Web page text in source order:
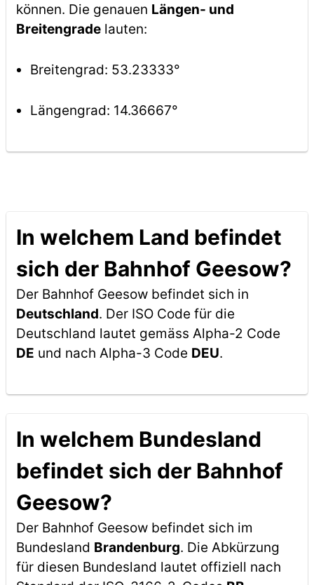
können. Die genauen Längen- und
Breitengradelauten:
Breitengrad: 53.23333°
Längengrad: 14.36667°
In welchem Land befindet
sich der Bahnhof Geesow?
Der Bahnhof Geesow befindet sich in
Deutschland. Der ISO Code für die
Deutschland lautet gemäss Alpha-2 Code
DE und nach Alpha-3 Code DEU.
In welchem Bundesland
befindet sich der Bahnhof
Geesow?
Der Bahnhof Geesow befindet sich im
Bundesland Brandenburg. Die Abkürzung
für diesen Bundesland lautet offiziell nach